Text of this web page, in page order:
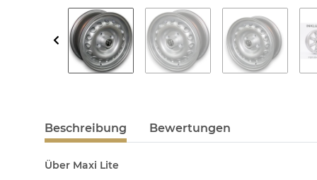
Beschreibung Bewertungen
Über Maxi Lite